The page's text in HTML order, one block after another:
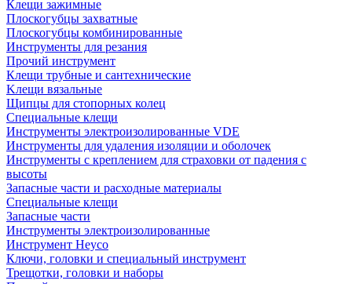
Клещи зажимные
Плоскогубцы захватные
Плоскогубцы комбинированные
Инструменты для резания
Прочий инструмент
Клещи трубные и сантехнические
Kлещи вязальные
Щипцы для стопорных колец
Специальные клещи
Инструменты электроизолированные VDE
Инструменты для удаления изоляции и оболочек
Инструменты с креплением для страховки от падения с
высоты
Запасные части и расходные материалы
Специальные клещи
Запасные части
Инструменты электроизолированные
Инструмент Heyco
Ключи, головки и специальный инструмент
Трещотки, головки и наборы